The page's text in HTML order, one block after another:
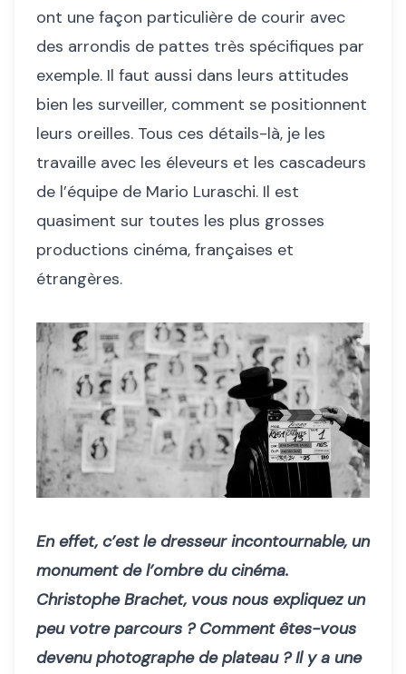
ont une façon particulière de courir avec
des arrondis de pattes très spécifiques par
exemple. Il faut aussi dans leurs attitudes
bien les surveiller, comment se positionnent
leurs oreilles. Tous ces détails-là, je les
travaille avec les éleveurs et les cascadeurs
de l’équipe de Mario Luraschi. Il est
quasiment sur toutes les plus grosses
productions cinéma, françaises et
étrangères.
En effet, c’est le dresseur incontournable, un
monument de l’ombre du cinéma.
Christophe Brachet, vous nous expliquez un
peu votre parcours ? Comment êtes-vous
devenu photographe de plateau ? Il y a une